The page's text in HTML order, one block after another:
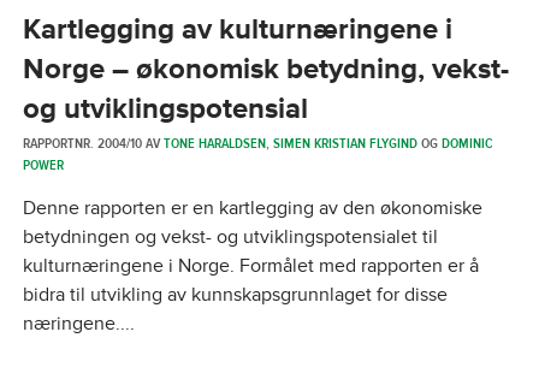
Kartlegging av kulturnæringene i
Norge – økonomisk betydning, vekst-
og utviklingspotensial
RAPPORTNR. 2004/10 AVTONE HARALDSEN,SIMEN KRISTIAN FLYGINDOGDOMINIC
POWER
Denne rapporten er en kartlegging av den økonomiske
betydningen og vekst- og utviklingspotensialet til
kulturnæringene i Norge. Formålet med rapporten er å
bidra til utvikling av kunnskapsgrunnlaget for disse
næringene....